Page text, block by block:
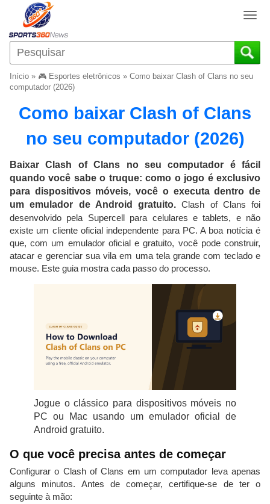
T
g
g
a
a
t
i
o
n
Início » 🎮 Esportes eletrônicos » Como baixar Clash of Clans no seu
computador (2026)
Como baixar Clash of Clans
no seu computador (2026)
Baixar Clash of Clans no seu computador é fácil
quando você sabe o truque: como o jogo é exclusivo
para dispositivos móveis, você o executa dentro de
um emulador de Android gratuito. Clash of Clans foi
desenvolvido pela Supercell para celulares e tablets, e não
existe um cliente oficial independente para PC. A boa notícia é
que, com um emulador oficial e gratuito, você pode construir,
atacar e gerenciar sua vila em uma tela grande com teclado e
mouse. Este guia mostra cada passo do processo.
Jogue o clássico para dispositivos móveis no
PC ou Mac usando um emulador oficial de
Android gratuito.
O que você precisa antes de começar
Configurar o Clash of Clans em um computador leva apenas
alguns minutos. Antes de começar, certifique-se de ter o
seguinte à mão: